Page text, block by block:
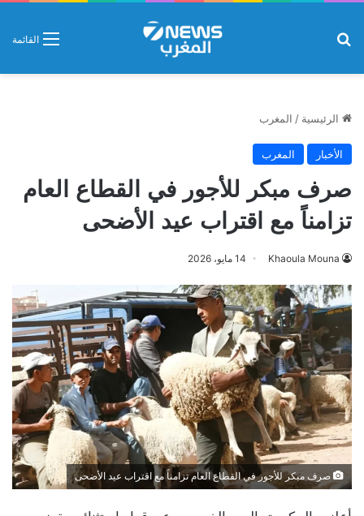
القائمة
الرئيسية / المغرب
الأخبار المغرب
صرف مبكر للأجور في القطاع العام
تزامناً مع اقتراب عيد الأضحى
Khaoula Mouna 14 مايو، 2026
صرف مبكر للأجور في القطاع العام تزامناً مع اقتراب عيد الأضحى